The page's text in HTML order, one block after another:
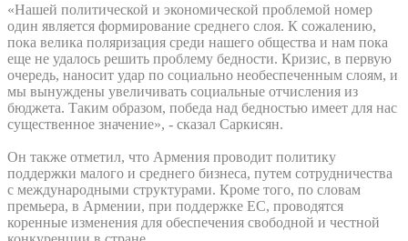
«Нашей политической и экономической проблемой номер
один является формирование среднего слоя. К сожалению,
пока велика поляризация среди нашего общества и нам пока
еще не удалось решить проблему бедности. Кризис, в первую
очередь, наносит удар по социально необеспеченным слоям, и
мы вынуждены увеличивать социальные отчисления из
бюджета. Таким образом, победа над бедностью имеет для нас
существенное значение», - сказал Саркисян.
Он также отметил, что Армения проводит политику
поддержки малого и среднего бизнеса, путем сотрудничества
с международными структурами. Кроме того, по словам
премьера, в Армении, при поддержке ЕС, проводятся
коренные изменения для обеспечения свободной и честной